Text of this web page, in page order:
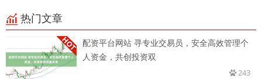
热门文章
配资平台网站 寻专业交易员，安全高效管理个
人资金，共创投资双
243